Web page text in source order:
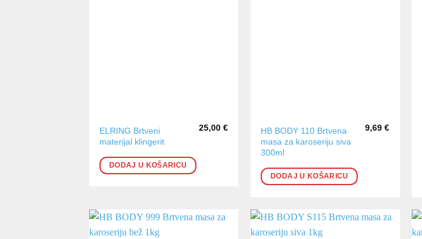
ELRING Brtveni
materijal klingerit
25,00€
DODAJ U KOŠARICU
HB BODY 110 Brtvena
masa za karoseriju siva
300ml
9,69€
DODAJ U KOŠARICU